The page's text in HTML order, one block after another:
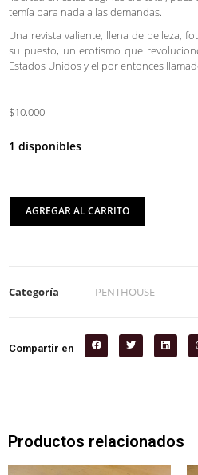
temía para nada a las demandas.
Una revista valiente, llena de belleza,
su puesto, un erotismo que
Estados Unidos y el por entonces
$10.000
1 disponibles
AGREGAR AL CARRITO
Categoría PENTHOUSE
Compartir en
Productos relacionados